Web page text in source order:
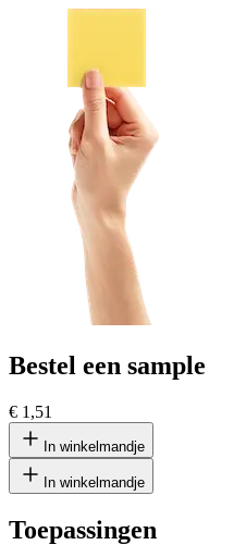
Bestel een sample
€ 1,51
In winkelmandje
In winkelmandje
Toepassingen